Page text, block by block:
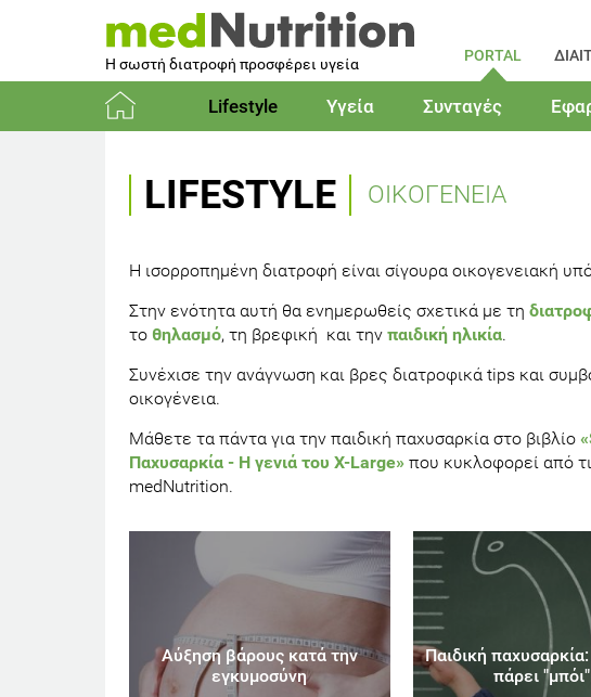
Η σωστή διατροφή προσφέρει υγεία PORTAL
Lifestyle Υγεία Συνταγές
LIFESTYLE ΟΙΚΟΓΕΝΕΙΑ
Η ισορροπημένη διατροφή είναι σίγουρα οικογενειακή
Στην ενότητα αυτή θα ενημερωθείς σχετικά με τη
το θηλασμό, τη βρεφική και την παιδική ηλικία.
Συνέχισε την ανάγνωση και βρες διατροφικά tips και
οικογένεια.
Μάθετε τα πάντα για την παιδική παχυσαρκία στο βιβλίο
Παχυσαρκία - Η γενιά του X-Large» που κυκλοφορεί από
medNutrition.
Αύξηση βάρους κατά την
εγκυμοσύνη
Παιδική
πάρει